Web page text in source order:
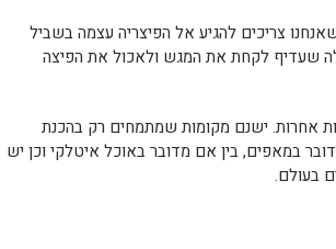
צריכים להגיע אל הפיצריה עצמה בשביל
שעדיף לקחת את המגש ולאכול את הפיצה
אחרות. ישנם מקומות שמתמחים רק בהכנת
במאפים, בין אם מדובר באוכל איטלקי וכן יש
בעולם.